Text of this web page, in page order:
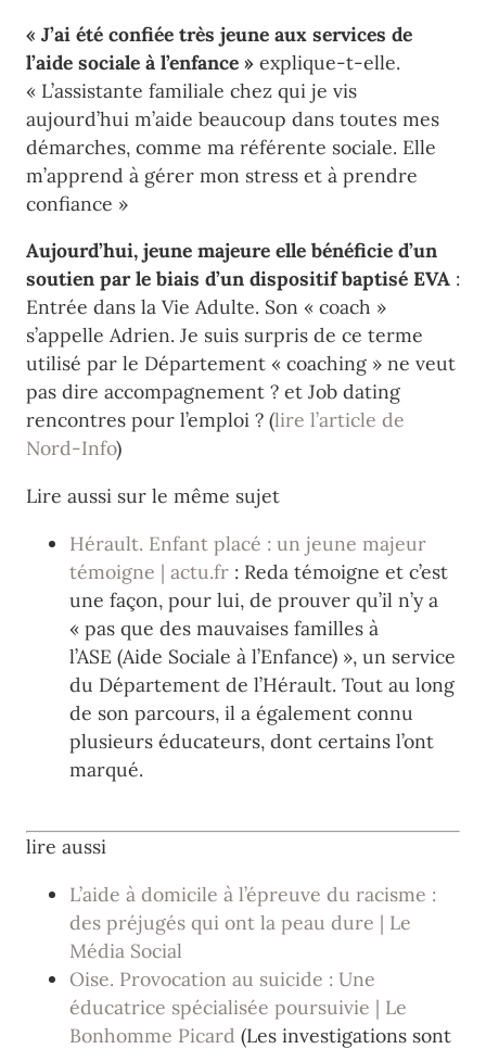
« J’ai été confiée très jeune aux services de
l’aide sociale à l’enfance » explique-t-elle.
« L’assistante familiale chez qui je vis
aujourd’hui m’aide beaucoup dans toutes mes
démarches, comme ma référente sociale. Elle
m’apprend à gérer mon stress et à prendre
confiance »
Aujourd’hui, jeune majeure elle bénéficie d’un
soutien par le biais d’un dispositif baptisé EVA :
Entrée dans la Vie Adulte. Son « coach »
s’appelle Adrien. Je suis surpris de ce terme
utilisé par le Département « coaching » ne veut
pas dire accompagnement ? et Job dating
rencontres pour l’emploi ? (lire l’article de
Nord-Info)
Lire aussi sur le même sujet
Hérault. Enfant placé : un jeune majeur
témoigne | actu.fr : Reda témoigne et c’est
une façon, pour lui, de prouver qu’il n’y a
« pas que des mauvaises familles à
l’ASE (Aide Sociale à l’Enfance) », un service
du Département de l’Hérault. Tout au long
de son parcours, il a également connu
plusieurs éducateurs, dont certains l’ont
marqué.
lire aussi
L’aide à domicile à l’épreuve du racisme :
des préjugés qui ont la peau dure | Le
Média Social
Oise. Provocation au suicide : Une
éducatrice spécialisée poursuivie | Le
Bonhomme Picard (Les investigations sont